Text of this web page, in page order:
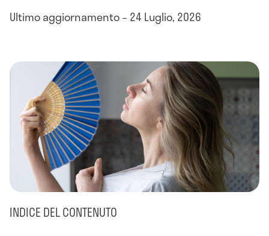
Ultimo aggiornamento – 24 Luglio, 2026
INDICE DEL CONTENUTO